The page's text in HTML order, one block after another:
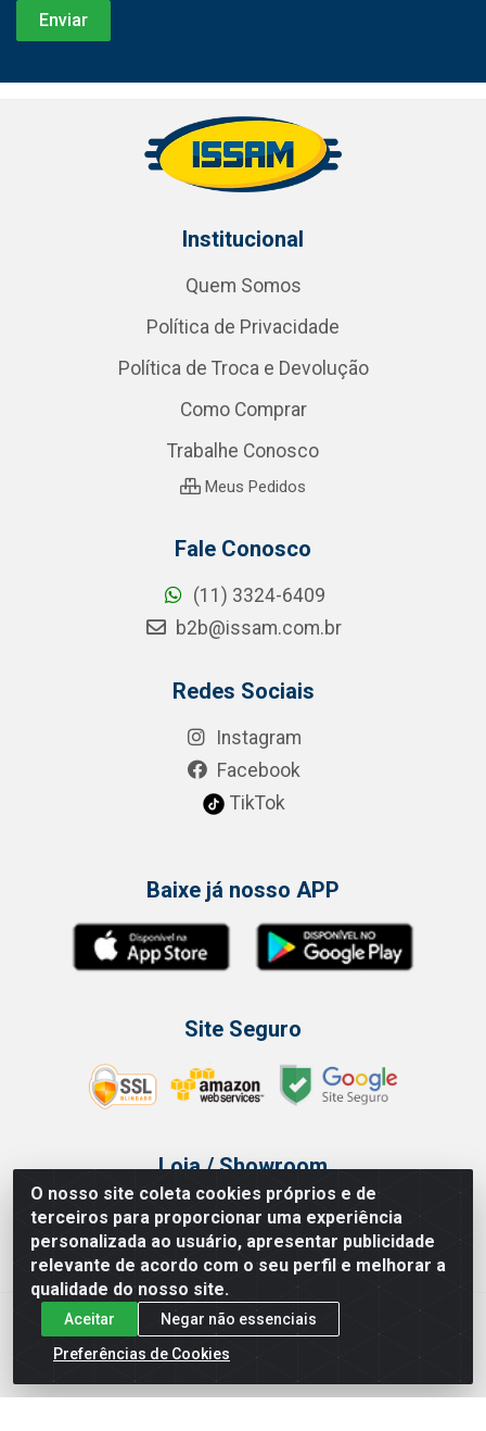
O nosso site coleta cookies próprios e de
terceiros para proporcionar uma experiência
personalizada ao usuário, apresentar publicidade
relevante de acordo com o seu perfil e melhorar a
qualidade do nosso site.
Aceitar
Negar não essenciais
Preferências de Cookies
Institucional
Quem Somos
Política de Privacidade
Política de Troca e Devolução
Como Comprar
Trabalhe Conosco
Meus Pedidos
Fale Conosco
(11) 3324-6409
b2b@issam.com.br
Redes Sociais
Instagram
Facebook
TikTok
Baixe já nosso APP
Site Seguro
Loja / Showroom
Tel.: (11) 3314 6400
Av Vautier, 468 - Pari - São Paulo/SP
Issam Importação e Exportação LTDA - Av. Vautier, 468 - Pari, São
Paulo/ SP - CEP 03032-000 - CNPJ 00.327.385/0003-68